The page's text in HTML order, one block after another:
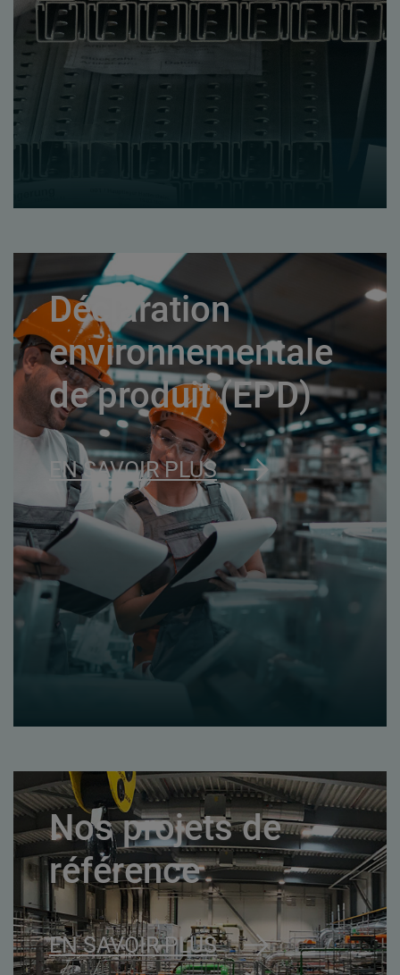
Déclaration
environnementale
de produit (EPD)
EN SAVOIR PLUS
Nos projets de
référence
EN SAVOIR PLUS